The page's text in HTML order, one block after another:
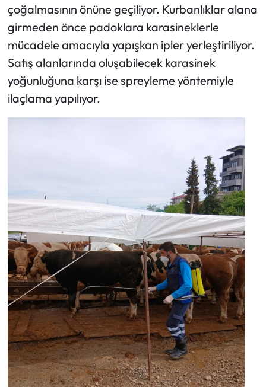
çoğalmasının önüne geçiliyor. Kurbanlıklar alana
girmeden önce padoklara karasineklerle
mücadele amacıyla yapışkan ipler yerleştiriliyor.
Satış alanlarında oluşabilecek karasinek
yoğunluğuna karşı ise spreyleme yöntemiyle
ilaçlama yapılıyor.